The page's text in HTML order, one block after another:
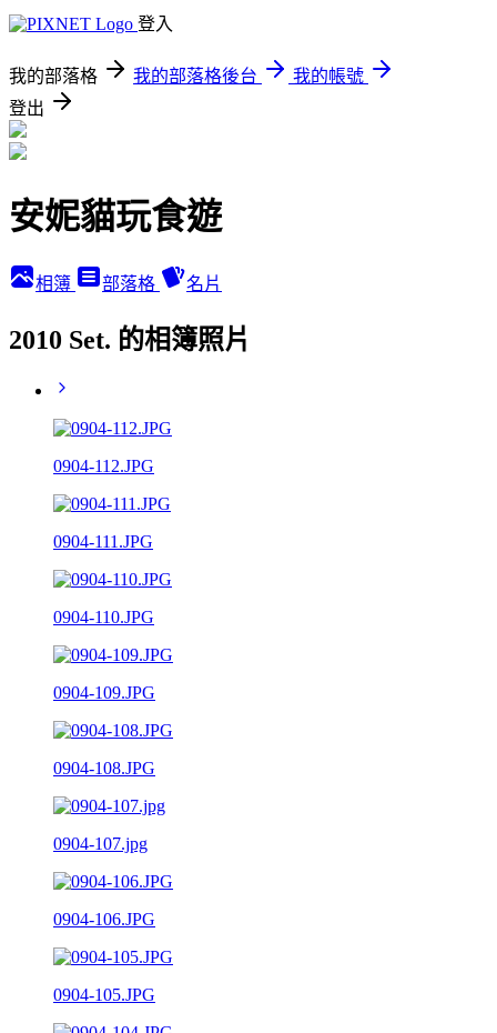
登入
我的部落格 我的部落格後台
我的帳號
登出
安妮貓玩食遊
相簿 部落格 名片
2010 Set. 的相簿照片
0904-112.JPG
0904-111.JPG
0904-110.JPG
0904-109.JPG
0904-108.JPG
0904-107.jpg
0904-106.JPG
0904-105.JPG